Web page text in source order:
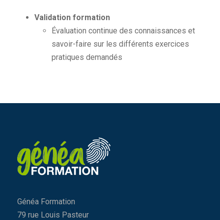
Validation formation
Évaluation continue des connaissances et
savoir-faire sur les différents exercices
pratiques demandés
Généa Formation
79 rue Louis Pasteur